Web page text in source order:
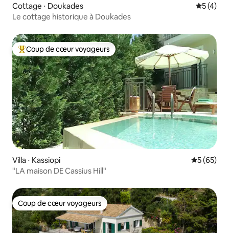
Cottage ⋅ Doukades
5 (4)
Le cottage historique à Doukades
Coups de cœur voyageurs les plus appréciés
Coup de cœur voyageurs
Villa ⋅ Kassiopi
5 (65)
"LA maison DE Cassius Hill"
Coup de cœur voyageurs
Coup de cœur voyageurs